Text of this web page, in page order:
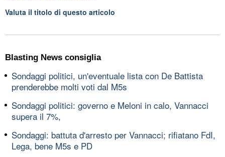
Valuta il titolo di questo articolo
Blasting News consiglia
Sondaggi politici, un'eventuale lista con De Battista
prenderebbe molti voti dal M5s
Sondaggi politici: governo e Meloni in calo, Vannacci
supera il 7%,
Sondaggi: battuta d'arresto per Vannacci; rifiatano FdI,
Lega, bene M5s e PD